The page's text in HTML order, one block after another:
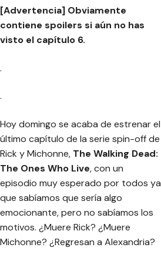
[Advertencia] Obviamente
contiene spoilers si aún no has
visto el capítulo 6.
.
.
Hoy domingo se acaba de estrenar el
último capítulo de la serie spin-off de
Rick y Michonne, The Walking Dead:
The Ones Who Live, con un
episodio muy esperado por todos ya
que sabíamos que sería algo
emocionante, pero no sabíamos los
motivos. ¿Muere Rick? ¿Muere
Michonne? ¿Regresan a Alexandria?